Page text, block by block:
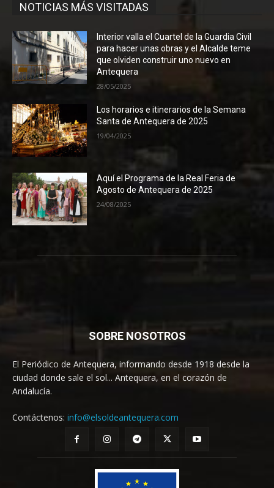
NOTICIAS MÁS VISITADAS
Interior valla el Cuartel de la Guardia Civil
para hacer unas obras y el Alcalde teme
que olviden construir uno nuevo en
Antequera
28/05/2025
Los horarios e itinerarios de la Semana
Santa de Antequera de 2025
19/04/2025
Aquí el Programa de la Real Feria de
Agosto de Antequera de 2025
24/08/2025
SOBRE NOSOTROS
El Periódico de Antequera, informando desde 1918 desde la
ciudad donde sale el sol... Antequera, en el corazón de
Andalucía.
Contáctenos: info@elsoldeantequera.com